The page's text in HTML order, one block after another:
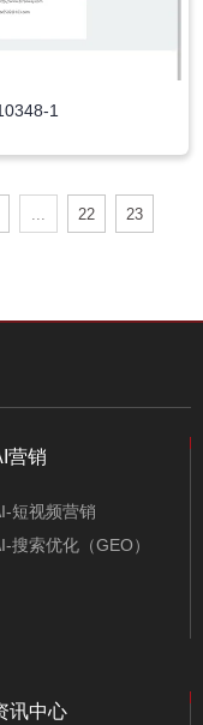
1
... 22 23
营销
短视频营销
搜索优化（GEO）
讯中心